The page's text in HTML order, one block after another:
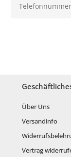
Über Uns
Versandinfo
Vertrag